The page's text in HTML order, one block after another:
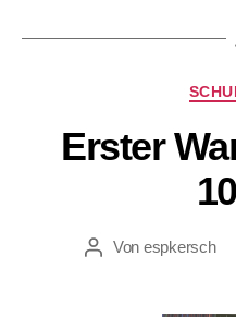
Erster
Beitragsautor
Von espkersch